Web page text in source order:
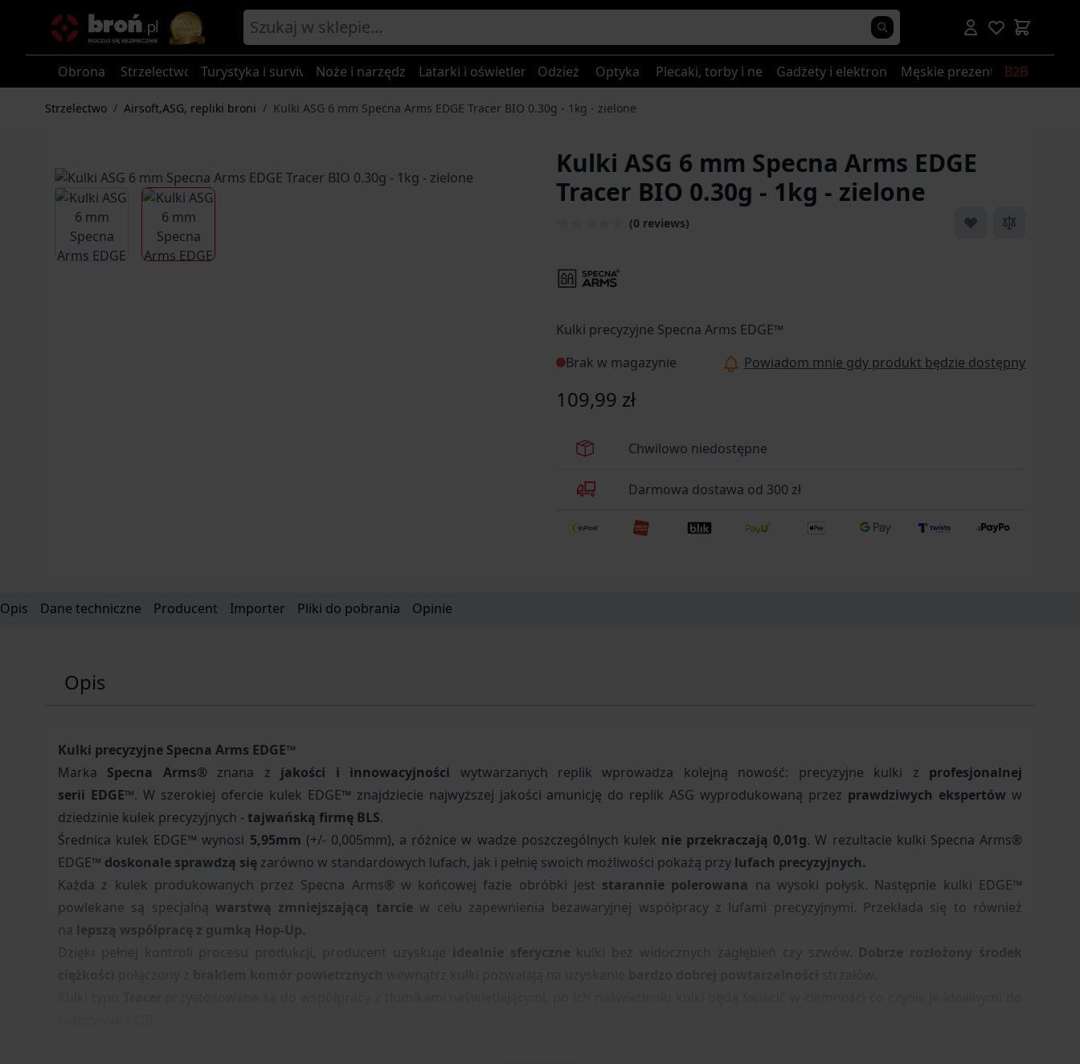
Obrona Strzelectwo Turystyka i survival Noże i narzędzia Latarki i oświetlenieOdzież Optyka Plecaki, torby i nerkiGadżety i elektronikaMęskie prezenty B2B
Strzelectwo / Airsoft,ASG, repliki broni / Kulki ASG 6 mm Specna Arms EDGE Tracer BIO 0.30g - 1kg - zielone
Kulki ASG 6 mm Specna Arms EDGE
Tracer BIO 0.30g - 1kg - zielone
(0 reviews)
View larger imageView larger image
Kulki precyzyjne Specna Arms EDGE™
Brak w magazynie
Powiadom mnie gdy produkt będzie dostępny
109,99 zł
Chwilowo niedostępne
Darmowa dostawa od 300 zł
Opis Dane techniczne Producent Importer Pliki do pobrania Opinie
Opis
Kulki precyzyjne Specna Arms EDGE™
Marka Specna Arms® znana z jakości i innowacyjności wytwarzanych replik wprowadza kolejną nowość: precyzyjne kulki z
profesjonalnej
serii EDGE™. W szerokiej ofercie kulek EDGE™ znajdziecie najwyższej jakości amunicję do replik ASG wyprodukowaną przez prawdziwych ekspertóww
dziedzinie kulek precyzyjnych -tajwańską firmę BLS.
Średnica kulek EDGE™ wynosi 5,95mm (+/- 0,005mm), a różnice w wadze poszczególnych kulek nie przekraczają 0,01g. W rezultacie kulki Specna Arms®
EDGE™ doskonale sprawdzą się zarówno w standardowych lufach, jak i pełnię swoich możliwości pokażą przy lufach precyzyjnych.
Każda z kulek produkowanych przez Specna Arms® w końcowej fazie obróbki jest starannie polerowana na wysoki połysk. Następnie kulki EDGE™
powlekane są specjalną warstwą zmniejszającą tarcie w celu zapewnienia bezawaryjnej współpracy z lufami precyzyjnymi. Przekłada się to również
na lepszą współpracę z gumką Hop-Up.
Dzięki pełnej kontroli procesu produkcji, producent uzyskuje
idealnie sferyczne bez widocznych zagłębień czy szwów. Dobrze rozłożony środek